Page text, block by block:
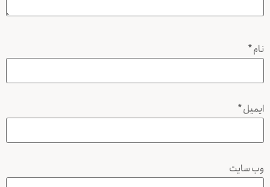
نام*
ایمیل*
وب‌ سایت